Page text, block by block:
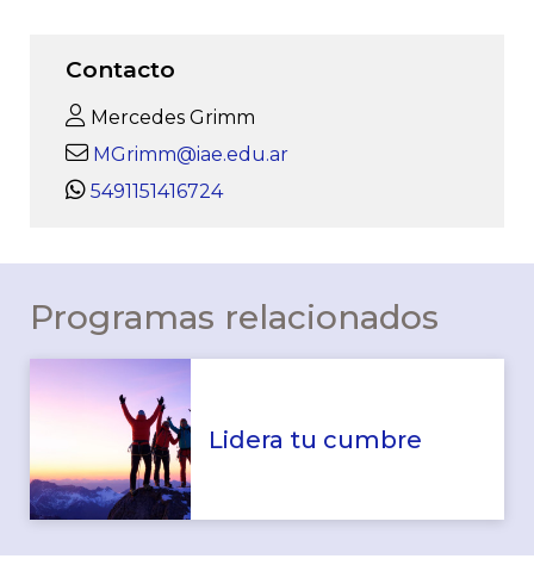
Contacto
Mercedes Grimm
MGrimm@iae.edu.ar
5491151416724
Programas relacionados
Lidera tu cumbre